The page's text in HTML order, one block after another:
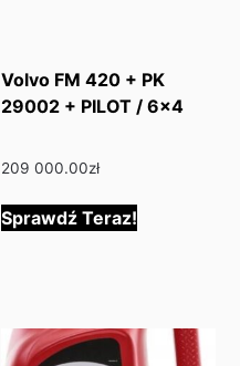
Volvo FM 420 + PK
29002 + PILOT / 6×4
209 000.00zł
Sprawdź Teraz!